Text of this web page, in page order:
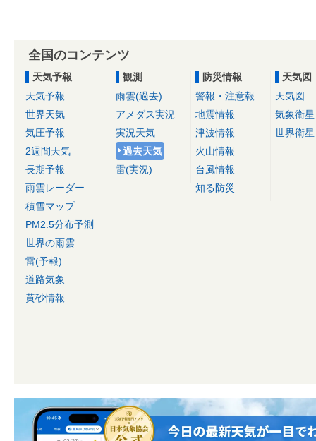
全国のコンテンツ
天気予報
天気予報
世界天気
気圧予報
2週間天気
長期予報
雨雲レーダー
積雪マップ
PM2.5分布予測
世界の雨雲
雷(予報)
道路気象
黄砂情報
観測
雨雲(過去)
アメダス実況
実況天気
過去天気
雷(実況)
防災情報
警報・注意報
地震情報
津波情報
火山情報
台風情報
知る防災
天気図
天気図
気象衛星
世界衛星